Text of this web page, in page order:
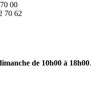
00
70 62
de 10h00 à 18h00.